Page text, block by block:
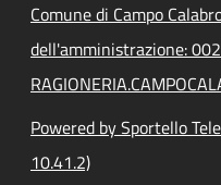
Comune di Campo
dell'amministrazione:
Powered by Sportello
10.41.2)